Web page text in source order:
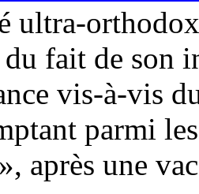
ultra-
fait de son
vis-à-vis
parmi
après une